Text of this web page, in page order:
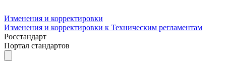
Изменения и корректировки
Изменения и корректировки к Техническим регламентам
Росстандарт
Портал стандартов